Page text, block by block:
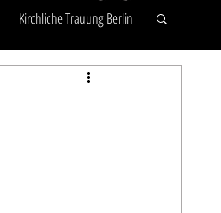
Kirchliche Trauung Berlin